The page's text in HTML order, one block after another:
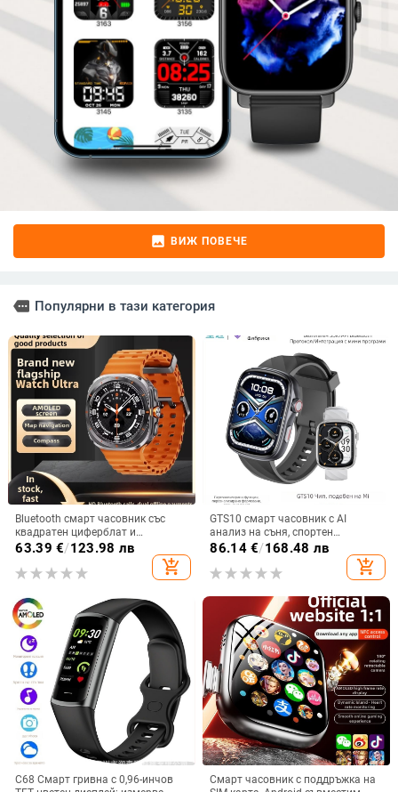
image ВИЖ ПОВЕЧЕ
more Популярни в тази категория
Bluetooth смарт часовник със
квадратен циферблат и
силиконова каишка; мониторинг
на сърдечния ритъм, измерване
на кръвното налягане, кислород
на крачки
63.39 €/123.98 лв
add_shopping_cart
GTS10 смарт часовник с AI
анализ на съня, спортен
часовник, измерване на сърдечен
ритъм и кислород в кръвта,
AMOLED дисплей
86.14€/168.48 лв
add_shopping_cart
C68 Смарт гривна с 0,96-инчов
Смарт часовник с поддръжка на